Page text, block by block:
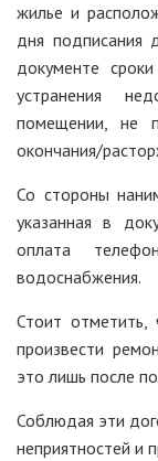
жилье и
дня подписания
документе
устранения
помещении, не
окончания/
Со стороны
указанная в
оплата
водоснабжения.
Стоит отметить,
произвести
это лишь после
Соблюдая эти
неприятностей и